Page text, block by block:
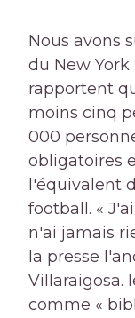
Nous avons
du New
rapportent
moins cinq
000
obligatoires
l'équivalent
football. «
n'ai jamais
la presse
Villaraigosa.
comme «